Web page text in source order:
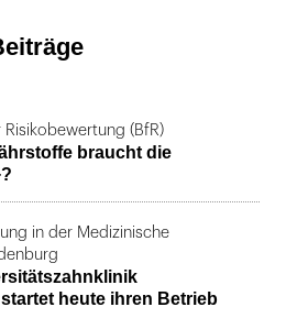
(BfR)
braucht die
in der Medizinische
heute ihren Betrieb